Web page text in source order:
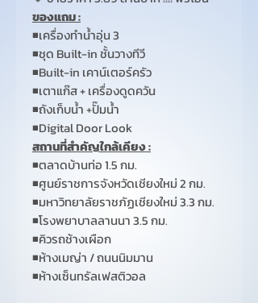
ของแถม :
◾เครื่องทำน้ำอุ่น 3
◾ชุด Built-in ชั้นวางทีวี
◾Built-in เคาน์เตอร์ครัว
◾เตาแก๊ส + เครื่องดูดควัน
◾ถังเก็บน้ำ +ปั๊มน้ำ
◾Digital Door Look
สถานที่สำคัญใกล้เคียง :
◾ตลาดบ้านท่อ 1.5 กม.
◾ศูนย์ราชการจังหวัดเชียงใหม่ 2 กม.
◾มหาวิทยาลัยราชภัฏเชียงใหม่ 3.3 กม.
◾โรงพยาบาลลานนา 3.5 กม.
◾คิวรถช้างเผือก
◾ห้างเมญ่า / ถนนนิมมาน
◾ห้างเซ็นทรัลเฟสติวอล